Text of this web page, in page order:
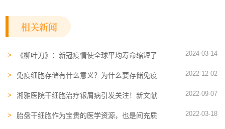
相关新闻
《柳叶刀》：新冠疫情使全球平均寿命缩短了
2024-03-14
免疫细胞存储有什么意义？为什么要存储免疫
2022-12-02
湘雅医院干细胞治疗银屑病引发关注！新文献
2022-09-07
胎盘干细胞作为宝贵的医学资源，也是间充质
2022-03-18